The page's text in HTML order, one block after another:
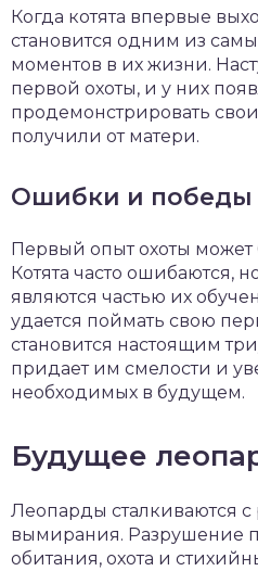
Когда котята впервые
становится одним из
моментов в их жизни.
первой охоты, и у них
продемонстрировать
получили от матери.
Ошибки и победы
Первый опыт охоты
Котята часто ошибаются,
являются частью их
удается поймать свою
становится настоящим
придает им смелости и
необходимых в будущем.
Будущее
Леопарды сталкиваются
вымирания. Разрушение
обитания, охота и